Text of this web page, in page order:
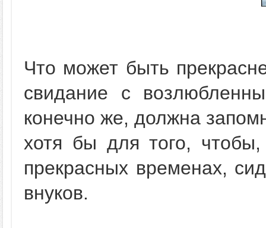
Что может быть
свидание с
конечно же, должна
хотя бы для того,
прекрасных временах,
внуков.